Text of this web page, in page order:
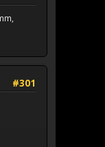
#301